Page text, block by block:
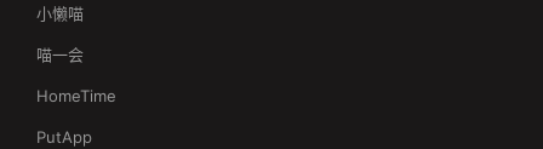
小懒喵
喵一会
HomeTime
PutApp